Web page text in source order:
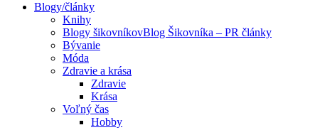
Blogy/články
Knihy
Blogy šikovníkovBlog Šikovníka – PR články
Bývanie
Móda
Zdravie a krása
Zdravie
Krása
Voľný čas
Hobby